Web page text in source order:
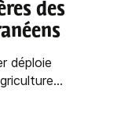
des
déploie